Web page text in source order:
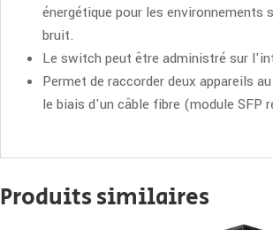
énergétique pour les environnements
bruit.
Le switch peut être administré sur
Permet de raccorder deux appareils
le biais d'un câble fibre (module SFP
Produits similaires